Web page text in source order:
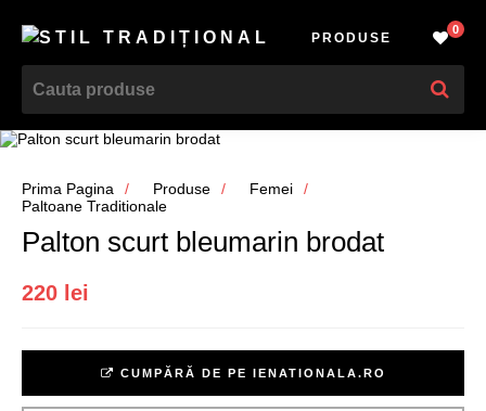
PRODUSE
0
Prima Pagina Produse
Femei
Paltoane Traditionale
Palton scurt bleumarin brodat
220 lei
CUMPĂRĂ DE PE IENATIONALA.RO